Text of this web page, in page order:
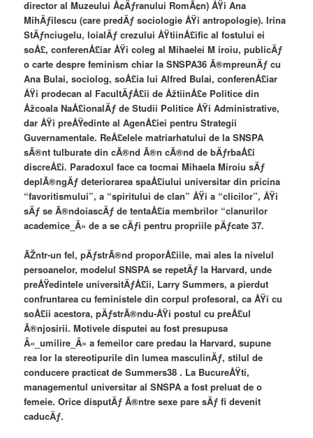
director al Muzeului Å¢Äƒranului RomÃ¢n) ÅŸi Ana
MihÄƒilescu (care predÄƒ sociologie ÅŸi antropologie). Irina
StÄƒnciugelu, loialÄƒ crezului ÅŸtiinÅ£ific al fostului ei
soÅ£, conferenÅ£iar ÅŸi coleg al Mihaelei M iroiu, publicÄƒ
o carte despre feminism chiar la SNSPA36 Ã®mpreunÄƒ cu
Ana Bulai, sociolog, soÅ£ia lui Alfred Bulai, conferenÅ£iar
ÅŸi prodecan al FacultÄƒÅ£ii de ÅžtiinÅ£e Politice din
Åžcoala NaÅ£ionalÄƒ de Studii Politice ÅŸi Administrative,
dar ÅŸi preÅŸedinte al AgenÅ£iei pentru Strategii
Guvernamentale. ReÅ£elele matriarhatului de la SNSPA
sÃ®nt tulburate din cÃ®nd Ã®n cÃ®nd de bÄƒrbaÅ£i
discreÅ£i. Paradoxul face ca tocmai Mihaela Miroiu sÄƒ
deplÃ®ngÄƒ deteriorarea spaÅ£iului universitar din pricina
“favoritismului”, a “spiritului de clan” ÅŸi a “clicilor”, ÅŸi
sÄƒ se Ã®ndoiascÄƒ de tentaÅ£ia membrilor “clanurilor
academice_Â» de a se cÄƒi pentru propriile pÄƒcate 37.
ÃŽntr-un fel, pÄƒstrÃ®nd proporÅ£iile, mai ales la nivelul
persoanelor, modelul SNSPA se repetÄƒ la Harvard, unde
preÅŸedintele universitÄƒÅ£ii, Larry Summers, a pierdut
confruntarea cu feministele din corpul profesoral, ca ÅŸi cu
soÅ£ii acestora, pÄƒstrÃ®ndu-ÅŸi postul cu preÅ£ul
Ã®njosirii. Motivele disputei au fost presupusa
Â«_umilire_Â» a femeilor care predau la Harvard, supune
rea lor la stereotipurile din lumea masculinÄƒ, stilul de
conducere practicat de Summers38 . La BucureÅŸti,
managementul universitar al SNSPA a fost preluat de o
femeie. Orice disputÄƒ Ã®ntre sexe pare sÄƒ fi devenit
caducÄƒ.